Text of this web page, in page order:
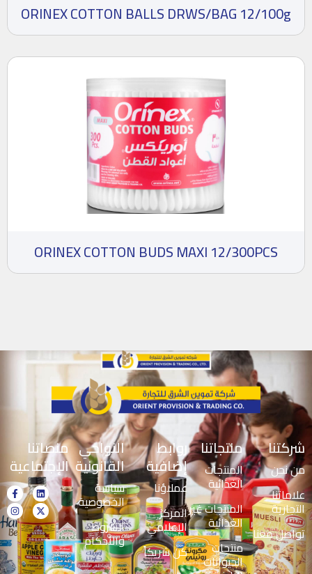
ORINEX COTTON BALLS DRWS/BAG 12/100g
ORINEX COTTON BUDS MAXI 12/300PCS
شركتنا
من نحن
علاماتنا
التجارية
تواصل معنا
منتجاتنا
المنتجات
الغذائية
المنتجات غير
الغذائية
منتجات
الحيوانات
روابط
إضافية
عملاؤنا
المركز
الإعلامي
كن شريكاً
النواحي
القانونية
سياسة
الخصوصية
الشروط
والأحكام
منصاتنا
الإجتماعية